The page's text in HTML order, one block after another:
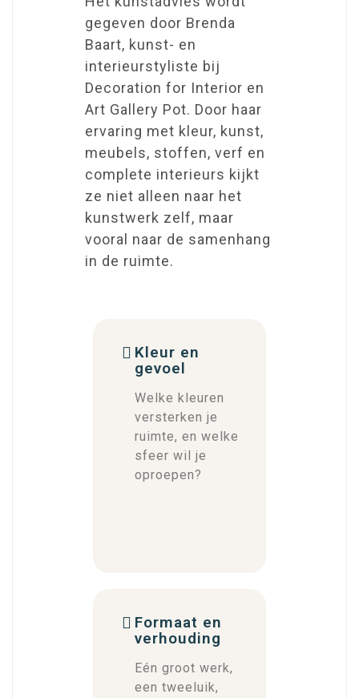
gegeven door Brenda
Baart, kunst- en
interieurstyliste bij
Decoration for Interior en
Art Gallery Pot. Door haar
ervaring met kleur, kunst,
meubels, stoffen, verf en
complete interieurs kijkt
ze niet alleen naar het
kunstwerk zelf, maar
vooral naar de samenhang
in de ruimte.
Kleur en
gevoel
Welke kleuren
versterken je
ruimte, en welke
sfeer wil je
oproepen?
Formaat en
verhouding
Eén groot werk,
een tweeluik,